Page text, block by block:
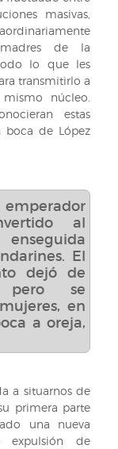
masivas,
de la
lo que les
transmitirlo a
núcleo.
estas
boca de López
al
El
dejó de
pero se
en
a oreja,
a situarnos de
primera parte
una nueva
expulsión de